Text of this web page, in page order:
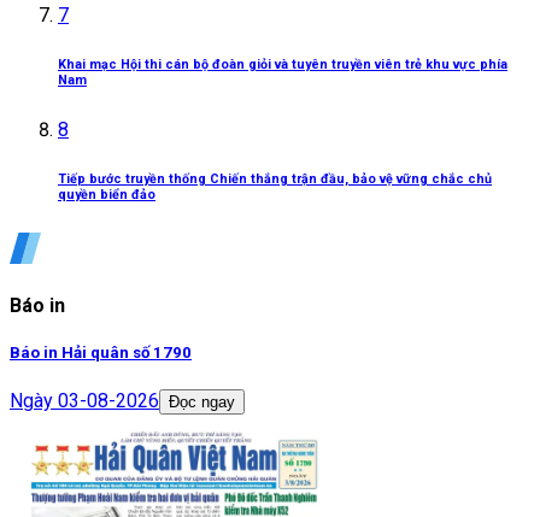
7
Khai mạc Hội thi cán bộ đoàn giỏi và tuyên truyền viên trẻ khu vực phía
Nam
8
Tiếp bước truyền thống Chiến thắng trận đầu, bảo vệ vững chắc chủ
quyền biển đảo
Báo in
Báo in Hải quân số 1790
Ngày 03-08-2026 Đọc ngay